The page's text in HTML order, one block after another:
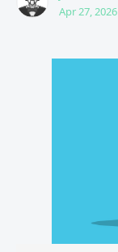
Apr 27, 2026